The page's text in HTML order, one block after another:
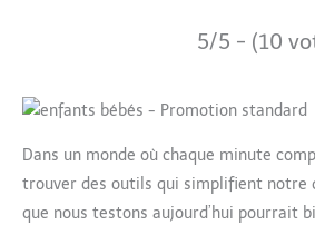
5/5 - (10
Dans un monde où chaque minute
trouver des outils qui simplifient notre
que nous testons aujourd’hui pourrait